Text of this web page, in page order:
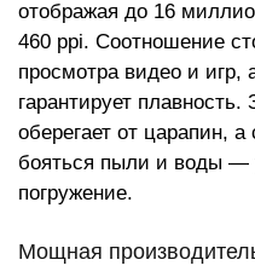
отображая до 16
460 ppi. Соотношение
просмотра видео и игр,
гарантирует
оберегает от царапин, а
бояться пыли и воды —
погружение.
Мощная